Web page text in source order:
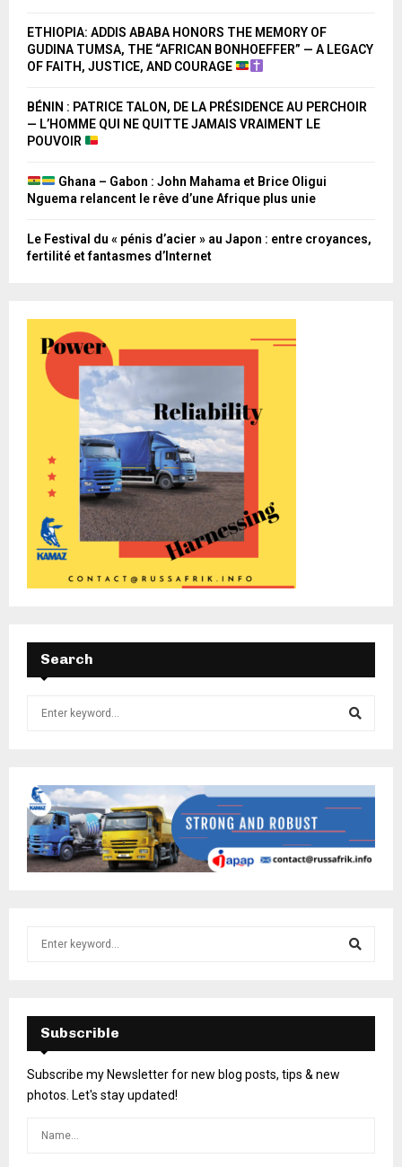
ETHIOPIA: ADDIS ABABA HONORS THE MEMORY OF
GUDINA TUMSA, THE “AFRICAN BONHOEFFER” — A LEGACY
OF FAITH, JUSTICE, AND COURAGE
BÉNIN : PATRICE TALON, DE LA PRÉSIDENCE AU PERCHOIR
— L’HOMME QUI NE QUITTE JAMAIS VRAIMENT LE
POUVOIR
Ghana – Gabon : John Mahama et Brice Oligui
Nguema relancent le rêve d’une Afrique plus unie
Le Festival du « pénis d’acier » au Japon : entre croyances,
fertilité et fantasmes d’Internet
Search
Subscrible
Subscribe my Newsletter for new blog posts, tips & new
photos. Let's stay updated!